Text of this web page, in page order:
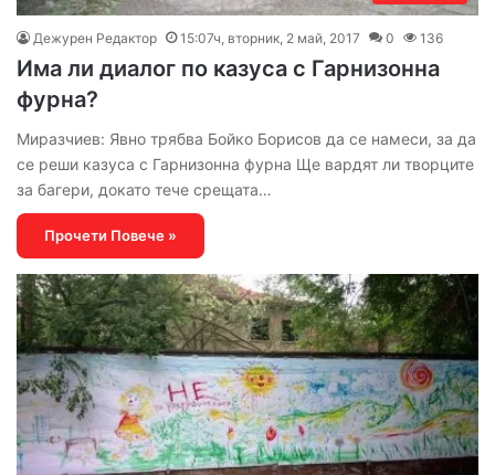
Дежурен Редактор 15:07ч, вторник, 2 май, 2017 0 136
Има ли диалог по казуса с Гарнизонна
фурна?
Миразчиев: Явно трябва Бойко Борисов да се намеси, за да
се реши казуса с Гарнизонна фурна Ще вардят ли творците
за багери, докато тече срещата…
Прочети Повече »